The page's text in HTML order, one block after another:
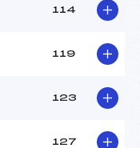
114
119
123
127